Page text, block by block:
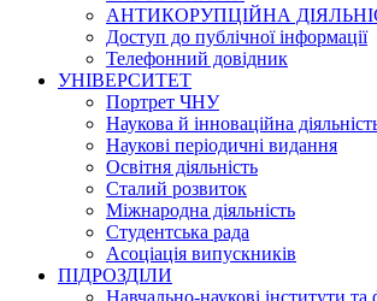
АНТИКОРУПЦІЙНА
Доступ до публічної інформації
Телефонний довідник
УНІВЕРСИТЕТ
Портрет ЧНУ
Наукова й інноваційна
Наукові періодичні видання
Освітня діяльність
Сталий розвиток
Міжнародна діяльність
Студентська рада
Асоціація випускників
ПІДРОЗДІЛИ
Навчально-наукові інститути та